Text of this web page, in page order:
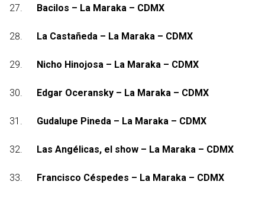
Bacilos – La Maraka – CDMX
La Castañeda – La Maraka – CDMX
Nicho Hinojosa – La Maraka – CDMX
Edgar Oceransky – La Maraka – CDMX
Gudalupe Pineda – La Maraka – CDMX
Las Angélicas, el show – La Maraka – CDMX
Francisco Céspedes – La Maraka – CDMX